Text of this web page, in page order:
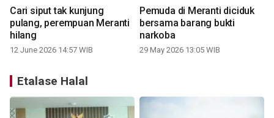
Cari siput tak kunjung
pulang, perempuan Meranti
hilang
12 June 2026 14:57 WIB
Pemuda di Meranti diciduk
bersama barang bukti
narkoba
29 May 2026 13:05 WIB
Etalase Halal